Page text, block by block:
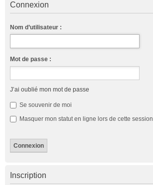
Connexion
Nom d’utilisateur :
Mot de passe :
J’ai oublié mon mot de passe
Se souvenir de moi
Masquer mon statut en ligne lors de cette session
Inscription